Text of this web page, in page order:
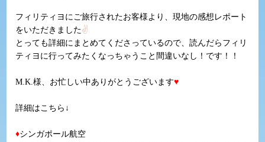
フィリティヨにご旅行されたお客様より、現地の感想レポート
をいただきました✌
とっても詳細にまとめてくださっているので、読んだらフィリ
ティヨに行ってみたくなっちゃうこと間違いなし！です！！
M.K.様、お忙しい中ありがとうございます♥
詳細はこちら↓
♦シンガポール航空